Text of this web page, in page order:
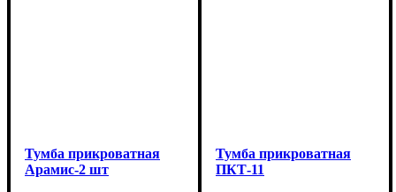
Тумба прикроватная
Арамис-2 шт
Тумба прикроватная
ПКТ-11